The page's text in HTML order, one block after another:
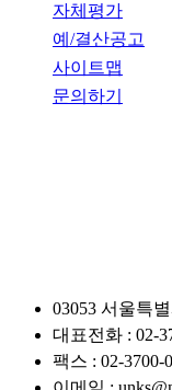
자체평가
예/결산공고
사이트맵
문의하기
03053 서울특
대표전화 : 02-
팩스 : 02-3700-